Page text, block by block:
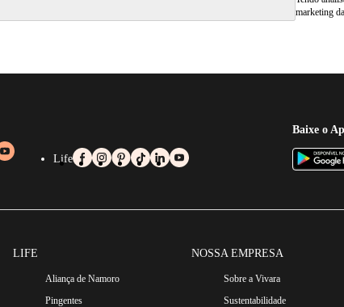
marketing
Life
Baixe o
LIFE
Aliança de Namoro
Pingentes
NOSSA EMPRESA
Sobre a Vivara
Sustentabilidade